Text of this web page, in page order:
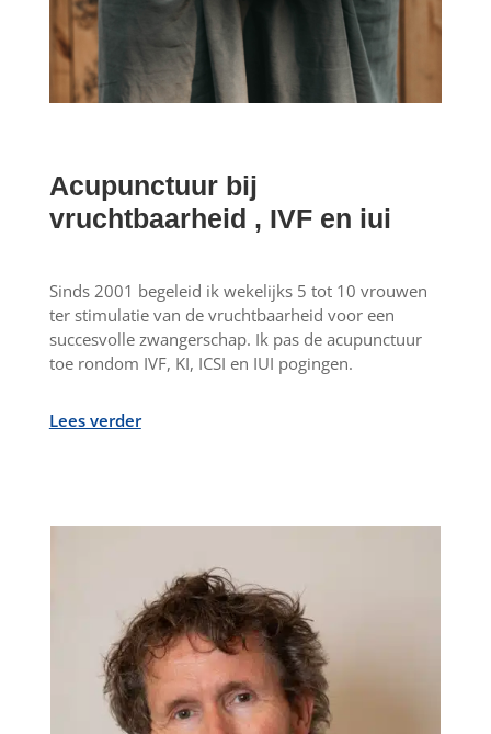
Acupunctuur bij
vruchtbaarheid , IVF en iui
Sinds 2001 begeleid ik wekelijks 5 tot 10 vrouwen
ter stimulatie van de vruchtbaarheid voor een
succesvolle zwangerschap. Ik pas de acupunctuur
toe rondom IVF, KI, ICSI en IUI pogingen.
Lees verder